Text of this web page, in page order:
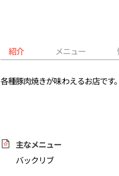
紹介 メニュー
各種豚肉焼きが味わえるお店です
主なメニュー
バックリブ